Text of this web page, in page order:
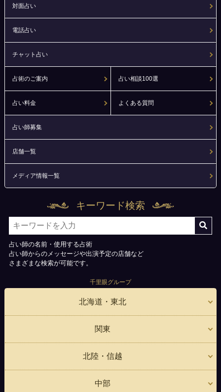
対面占い
電話占い
チャット占い
占術のご案内 占い相談100選
占い料金 よくある質問
占い師募集
店舗一覧
メディア情報一覧
キーワード検索
占い師の名前・使用する占術
占い師からのメッセージや出演予定の店舗など
さまざまな検索が可能です。
千里眼グループ
北海道・東北
関東
北陸・信越
中部